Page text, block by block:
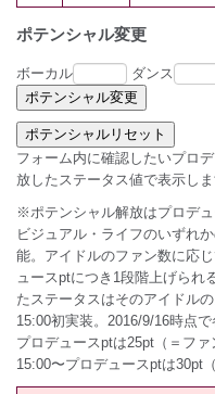
ポテンシャル変更
ボーカル ダンス
フォーム内に確認したいプロ
放したステータス値で表示しま
※ポテンシャル解放はプロデ
ビジュアル・ライフのいずれ
能。アイドルのファン数に応
ュースptにつき1段階上げられ
たステータスはそのアイドル
15:00初実装。2016/9/16時点
プロデュースptは25pt（＝フ
15:00〜プロデュースptは30pt